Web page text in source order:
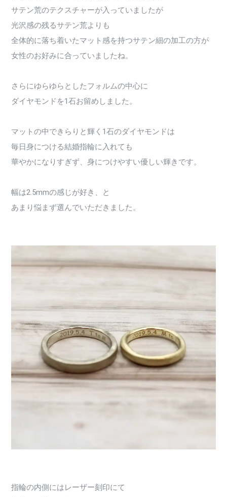
サテン荒のテクスチャーが入っていましたが
光沢感の残るサテン荒よりも
全体的に落ち着いたマット感を持つサテン細の加工の方が
女性のお好みに合っていましたね。
さらにゆらゆらとしたフォルムの中心に
ダイヤモンドを1石お留めしました。
マットの中できらりと輝く1石のダイヤモンドは
毎日身につける結婚指輪に入れても
華やかになりすぎず、身につけやすい優しい輝きです。
幅は2.5mmの感じが好き、と
あまり悩まず選んでいただきました。
指輪の内側にはレーザー刻印にて